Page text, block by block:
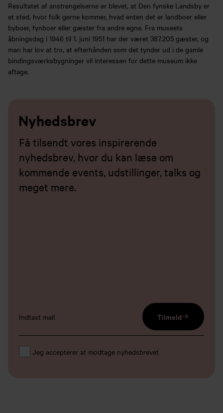
Resultatet af anstrengelserne er blevet, at Den fynske Landsby er
et sted, hvor folk gerne kommer, hvad enten det er landboer eller
byboer, fynboer eller gæster fra andre egne. Fra museets
åbningsdag i 1946 til 1. juni 1951 har der været 387.205 gæster, og
man har lov at tro, at efterhånden som det tynder ud i de gamle
bindingsværksbygninger vil interessen for dette museum ikke
aftage.
Nyhedsbrev
Få tilsendt vores inspirerende
nyhedsbrev, hvor du kan læse om
kommende events, udstillinger, talks og
meget mere.
email input Tilmeld
Jeg accepterer at modtage nyhedsbrevet